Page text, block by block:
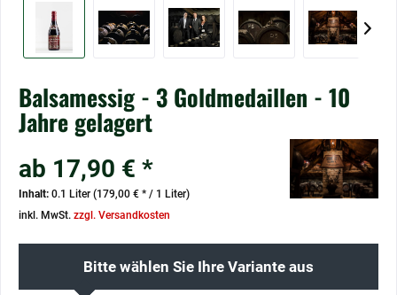
Balsamessig - 3 Goldmedaillen - 10
Jahre gelagert
ab 17,90 € *
Inhalt: 0.1 Liter (179,00 € * / 1 Liter)
inkl. MwSt. zzgl. Versandkosten
Bitte wählen Sie Ihre Variante aus